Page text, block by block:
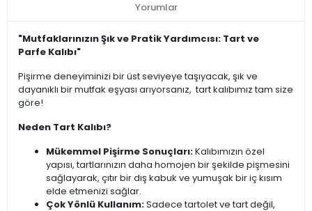
Yorumlar
"Mutfaklarınızın Şık ve Pratik Yardımcısı: Tart ve
Parfe Kalıbı"
Pişirme deneyiminizi bir üst seviyeye taşıyacak, şık ve
dayanıklı bir mutfak eşyası arıyorsanız, tart kalıbımız tam size
göre!
Neden Tart Kalıbı?
Mükemmel Pişirme Sonuçları:Kalıbımızın özel
yapısı, tartlarınızın daha homojen bir şekilde pişmesini
sağlayarak, çıtır bir dış kabuk ve yumuşak bir iç kısım
elde etmenizi sağlar.
Çok Yönlü Kullanım:Sadece tartolet ve tart değil,